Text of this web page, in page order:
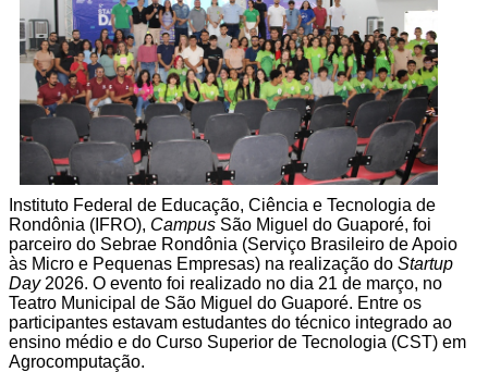
Instituto Federal de Educação, Ciência e Tecnologia de
Rondônia (IFRO), Campus São Miguel do Guaporé, foi
parceiro do Sebrae Rondônia (Serviço Brasileiro de Apoio
às Micro e Pequenas Empresas) na realização do Startup
Day2026. O evento foi realizado no dia 21 de março, no
Teatro Municipal de São Miguel do Guaporé. Entre os
participantes estavam estudantes do técnico integrado ao
ensino médio e do Curso Superior de Tecnologia (CST) em
Agrocomputação.